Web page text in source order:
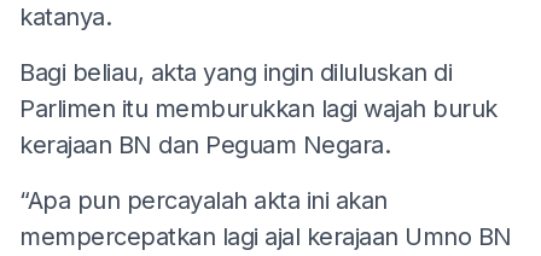
katanya.
Bagi beliau, akta yang ingin diluluskan di
Parlimen itu memburukkan lagi wajah buruk
kerajaan BN dan Peguam Negara.
“Apa pun percayalah akta ini akan
mempercepatkan lagi ajal kerajaan Umno BN